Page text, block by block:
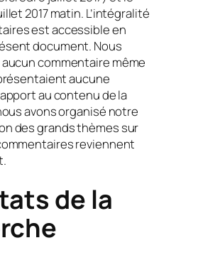
2017 matin. L’intégralité
est accessible en
document. Nous
aucun commentaire même
aucune
au contenu de la
avons organisé notre
des grands thèmes sur
reviennent
de la